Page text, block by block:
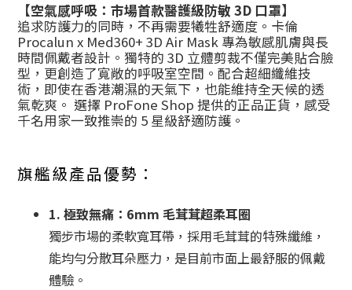
【空氣感呼吸：市場首款醫護級防敏 3D 口罩】
追求防護力的同時，不再需要犧牲舒適度。卡倫
Procalun x Med360+ 3D Air Mask 專為敏感肌膚與長
時間佩戴者設計。獨特的 3D 立體剪裁不僅完美貼合臉
型，更創造了寬敞的呼吸室空間。配合超細纖維技
術，即使在香港潮濕的天氣下，也能維持全天候的透
氣乾爽。 選擇 ProFone Shop 提供的正品正貨，感受
千名用家一致推崇的 5 星級舒適防護。
旗艦級產品優勢：
1. 極致無痛：6mm 毛茸茸超柔耳圈
獨步市場的柔軟寬耳帶，採用毛茸茸的特殊纖維，
能均勻分散耳朵壓力，是目前市面上最舒服的佩戴
體驗。